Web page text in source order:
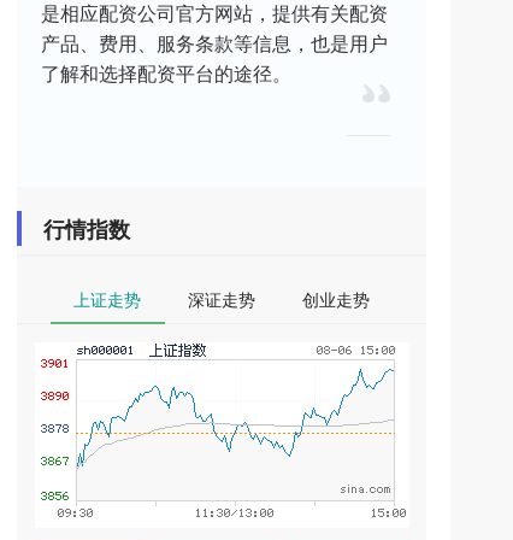
是相应配资公司官方网站，提供有关配资
产品、费用、服务条款等信息，也是用户
了解和选择配资平台的途径。
行情指数
上证走势 深证走势 创业走势